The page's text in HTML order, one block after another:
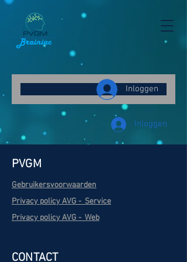
Inloggen
Inloggen
PVGM
Gebruikersvoorwaarden
Privacy policy AVG - Service
Privacy policy AVG - Web
CONTACT